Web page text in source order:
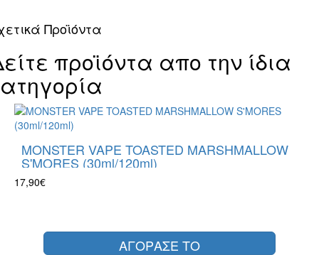
Προϊόντα
προϊόντα απο την ίδια
MONSTER VAPE TOASTED MARSHMALLOW
S'MORES (30ml/120ml)
17,90€
ΑΓΟΡΑΣΕ ΤΟ